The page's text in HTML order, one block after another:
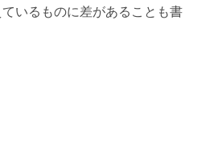
いるものに差があることも書